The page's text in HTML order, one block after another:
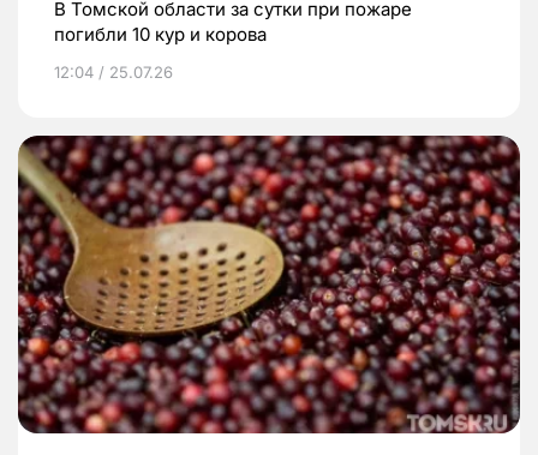
В Томской области за сутки при пожаре
погибли 10 кур и корова
12:04 / 25.07.26